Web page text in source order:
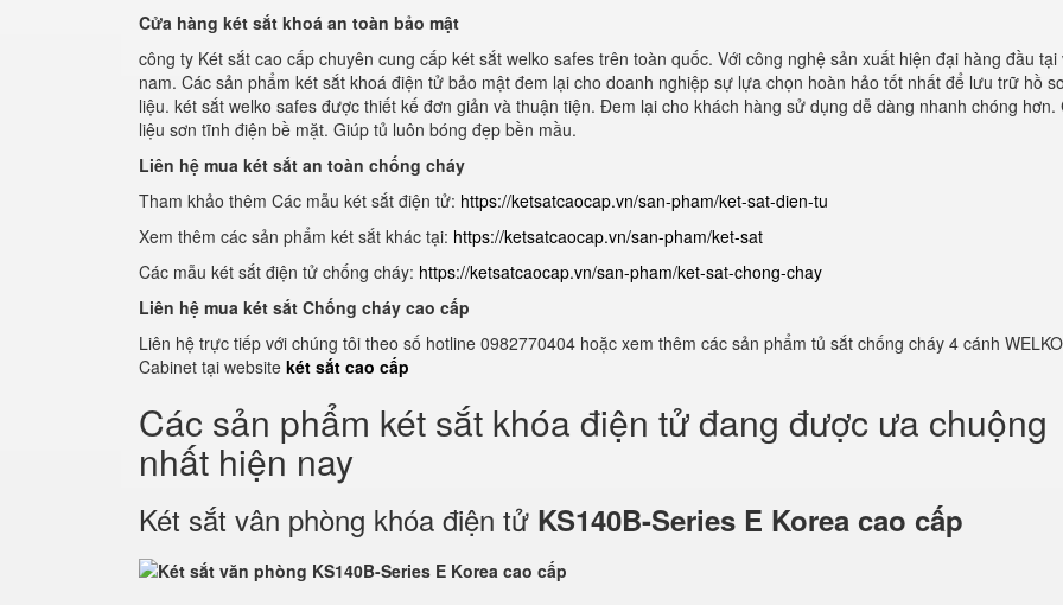
Cửa hàng két sắt khoá an toàn bảo mật
công ty Két sắt cao cấp chuyên cung cấp két sắt welko safes trên toàn quốc. Với công nghệ sản xuất hiện đại hàng đầu tại
nam. Các sản phẩm két sắt khoá điện tử bảo mật đem lại cho doanh nghiệp sự lựa chọn hoàn hảo tốt nhất để lưu trữ hồ
liệu. két sắt welko safes được thiết kế đơn giản và thuận tiện. Đem lại cho khách hàng sử dụng dễ dàng nhanh chóng hơn.
liệu sơn tĩnh điện bề mặt. Giúp tủ luôn bóng đẹp bền mầu.
Liên hệ mua két sắt an toàn chống cháy
Tham khảo thêm Các mẫu két sắt điện tử: https://ketsatcaocap.vn/san-pham/ket-sat-dien-tu
Xem thêm các sản phẩm két sắt khác tại: https://ketsatcaocap.vn/san-pham/ket-sat
Các mẫu két sắt điện tử chống cháy: https://ketsatcaocap.vn/san-pham/ket-sat-chong-chay
Liên hệ mua két sắt Chống cháy cao cấp
Liên hệ trực tiếp với chúng tôi theo số hotline 0982770404 hoặc xem thêm các sản phẩm tủ sắt chống cháy 4 cánh
Cabinet tại website két sắt cao cấp
Các sản phẩm két sắt khóa điện tử đang được ưa chuộng
nhất hiện nay
Két sắt vân phòng khóa điện tử KS140B-Series E Korea cao cấp